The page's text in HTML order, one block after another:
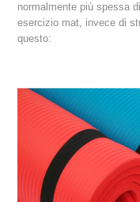
normalmente più spessa
esercizio mat, invece di
questo: